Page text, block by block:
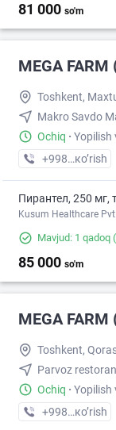
81 000 so'm
MEGA
Toshkent,
Makro Savdo
Ochiq · Yopilish
+998 (55) XXX-
кo’rish
Пирантел, 250 мг,
Kusum Healthcare
Mavjud: 1 qadoq
85 000 so'm
MEGA FARM
Toshkent,
Parvoz
Ochiq · Yopilish
+998 (71) XXX-
кo’rish